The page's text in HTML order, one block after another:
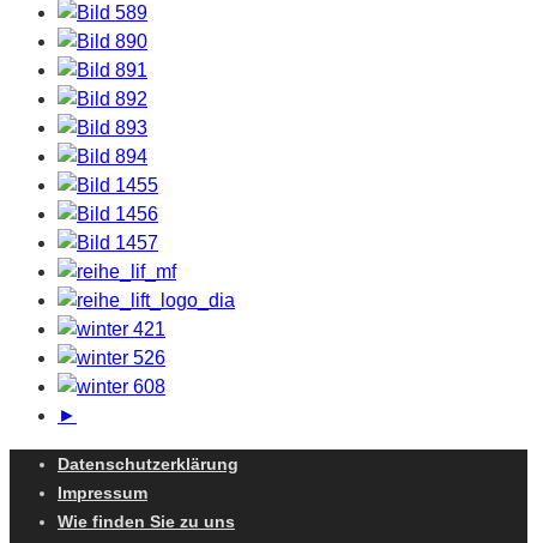
►
Datenschutzerklärung
Impressum
Wie finden Sie zu uns